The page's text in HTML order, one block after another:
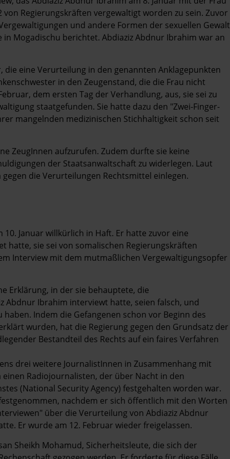
Regierungskräften vergewaltigt worden zu sein. Zuvor
und andere Formen der sexuellen Gewalt
Mogadischu berichtet. Abdiaziz Abdnur Ibrahim war an
die eine Verurteilung in den genannten Anklagepunkten
in den Zeugenstand, die die Frau nicht
dem ersten Tag der Verhandlung, aus, sie sei zu
staatgefunden. Sie hatte dazu den "Zwei-Finger-
mangelnden medizinischen Stichhaltigkeit schon seit
ZeugInnen aufzurufen. Zudem durfte sie keine
der Staatsanwaltschaft zu widerlegen. Laut
die Verurteilungen Rechtsmittel einlegen.
Januar willkürlich in Haft. Er hatte zuvor eine
sie sei von somalischen Regierungskräften
Interview mit dem mutmaßlichen Vergewaltigungsopfer
Erklärung, in der sie behauptete, die
Abdnur Ibrahim interviewt hatte, seien falsch, und
Indem die Gefangenen schon vor Beginn des
wurden, hat die Regierung gegen den Grundsatz der
Bestandteil des Rechts auf ein faires Verfahren
drei weitere JournalistInnen in Zusammenhang mit
Radiojournalisten, der über Nacht in den
(National Security Agency) festgehalten worden war.
nachdem er sich öffentlich mit den Worten
über die Verurteilung von Abdiaziz Abdnur
Er wurde am 12. Februar wieder freigelassen.
Sheikh Mohamud, Sicherheitsleute, die sich der